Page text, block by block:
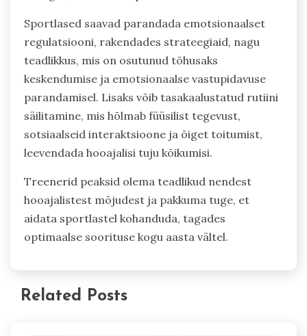
Sportlased saavad parandada emotsionaalset
regulatsiooni, rakendades strateegiaid, nagu
teadlikkus, mis on osutunud tõhusaks
keskendumise ja emotsionaalse vastupidavuse
parandamisel. Lisaks võib tasakaalustatud rutiini
säilitamine, mis hõlmab füüsilist tegevust,
sotsiaalseid interaktsioone ja õiget toitumist,
leevendada hooajalisi tuju kõikumisi.
Treenerid peaksid olema teadlikud nendest
hooajalistest mõjudest ja pakkuma tuge, et
aidata sportlastel kohanduda, tagades
optimaalse soorituse kogu aasta vältel.
Related Posts